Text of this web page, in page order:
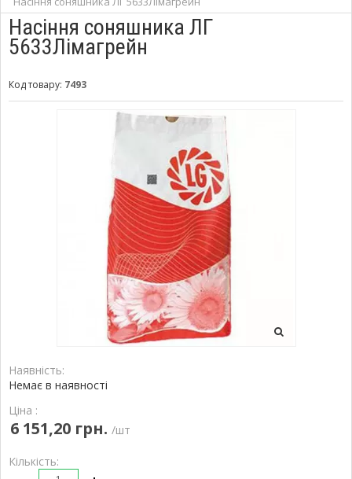
Насіння соняшника ЛГ
5633Лімагрейн
Код товару: 7493
Наявність:
Немає в наявності
Ціна :
6 151,20 грн. /шт
Кількість: